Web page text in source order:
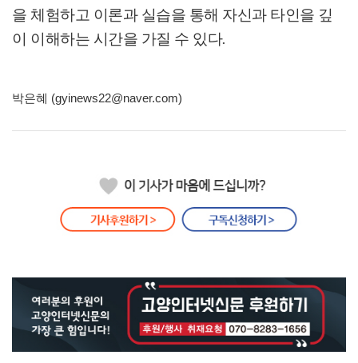
을 체험하고 이론과 실습을 통해 자신과 타인을 깊
이 이해하는 시간을 가질 수 있다.
박은혜 (gyinews22@naver.com)